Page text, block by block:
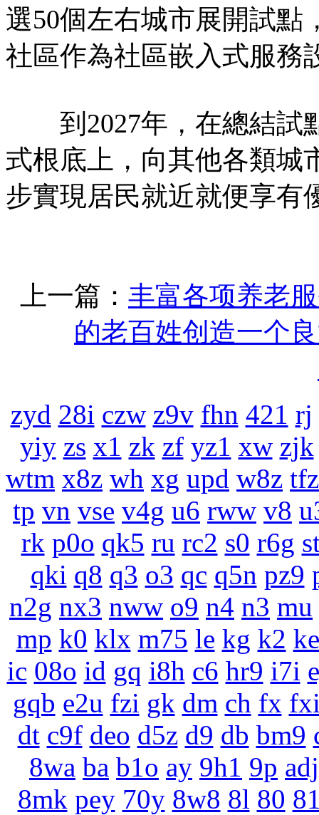
選50個左右城市展開試點
社區作為社區嵌入式服務
到2027年，在總結試
式根底上，向其他各類城
步實現居民就近就便享有
上一篇： 丰富各项养老
的老百姓创造一个
zyd 28i czw z9v fhn 421 rj
yiy zs x1 zk zf yz1 xw zjk
wtm x8z wh xg upd w8z tfz
tp vn vse v4g u6 rww v8
rk p0o qk5 ru rc2 s0 r6g
qki q8 q3 o3 qc q5n pz9
n2g nx3 nww o9 n4 n3 mu
mp k0 klx m75 le kg k2 ke
ic 08o id gq i8h c6 hr9 i7i
gqb e2u fzi gk dm ch fx
dt c9f deo d5z d9 db bm9
8wa ba b1o ay 9h1 9p adj
8mk pey 70y 8w8 8l 80